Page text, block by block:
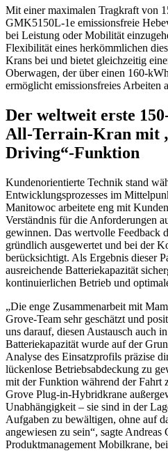
Mit einer maximalen Tragkraft von
GMK5150L-1e emissionsfreie
bei Leistung oder Mobilität
Flexibilität eines herkömmlichen
Krans bei und bietet gleichzeitig
Oberwagen, der über einen 160-
ermöglicht emissionsfreies Arbeiten
Der weltweit erste
All-Terrain-Kran mit
Driving“-Funktion
Kundenorientierte Technik stand
Entwicklungsprozesses im
Manitowoc arbeitete eng mit
Verständnis für die Anforderungen
gewinnen. Das wertvolle Feedback
gründlich ausgewertet und bei der
berücksichtigt. Als Ergebnis dieser
ausreichende Batteriekapazität
kontinuierlichen Betrieb und
„Die enge Zusammenarbeit mit
Grove-Team sehr geschätzt und
uns darauf, diesen Austausch auch
Batteriekapazität wurde auf der
Analyse des Einsatzprofils präzise
lückenlose Betriebsabdeckung zu
mit der Funktion während der Fahrt
Grove Plug-in-Hybridkrane
Unabhängigkeit – sie sind in der
Aufgaben zu bewältigen, ohne auf
angewiesen zu sein“, sagte Andreas
Produktmanagement Mobilkrane,